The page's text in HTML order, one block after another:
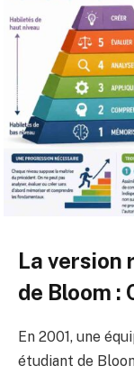
La version
de Bloom :
En 2001, une
étudiant de